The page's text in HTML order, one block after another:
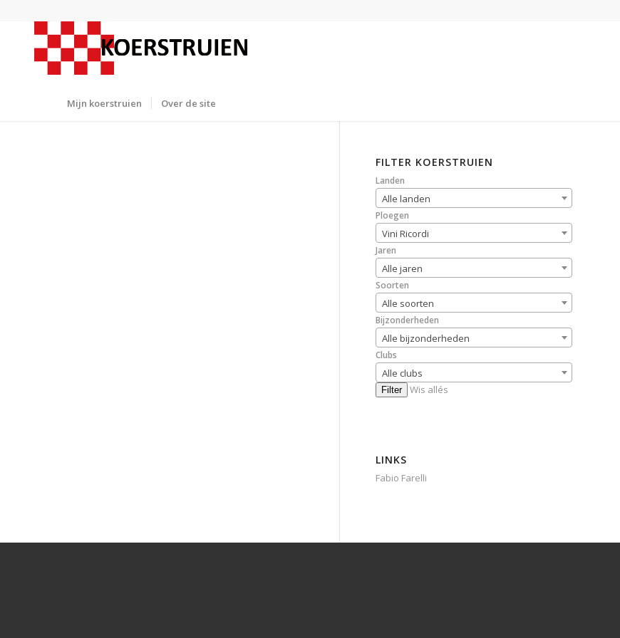
Mijn koerstruien Over de site
FILTER KOERSTRUIEN
Landen
Alle landen
Ploegen
Vini Ricordi
Jaren
Alle jaren
Soorten
Alle soorten
Bijzonderheden
Alle bijzonderheden
Clubs
Alle clubs
Filter Wis allés
LINKS
Fabio Farelli